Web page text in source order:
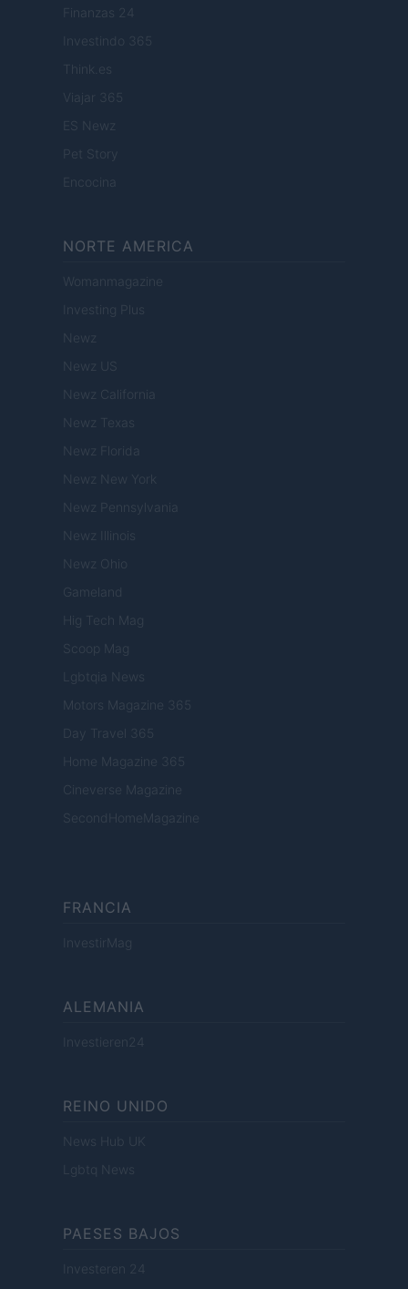
Finanzas 24
Investindo 365
Think.es
Viajar 365
ES Newz
Pet Story
Encocina
NORTE AMERICA
Womanmagazine
Investing Plus
Newz
Newz US
Newz California
Newz Texas
Newz Florida
Newz New York
Newz Pennsylvania
Newz Illinois
Newz Ohio
Gameland
Hig Tech Mag
Scoop Mag
Lgbtqia News
Motors Magazine 365
Day Travel 365
Home Magazine 365
Cineverse Magazine
SecondHomeMagazine
FRANCIA
InvestirMag
ALEMANIA
Investieren24
REINO UNIDO
News Hub UK
Lgbtq News
PAESES BAJOS
Investeren 24